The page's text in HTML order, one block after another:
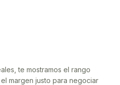
te mostramos el rango
margen justo para negociar